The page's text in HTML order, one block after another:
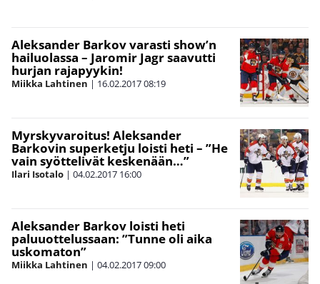
Aleksander Barkov varasti show’n
hailuolassa – Jaromir Jagr saavutti
hurjan rajapyykin!
Miikka Lahtinen | 16.02.201708:19
Myrskyvaroitus! Aleksander
Barkovin superketju loisti heti – ”He
vain syöttelivät keskenään…”
Ilari Isotalo | 04.02.2017 16:00
Aleksander Barkov loisti heti
paluuottelussaan: ”Tunne oli aika
uskomaton”
Miikka Lahtinen | 04.02.201709:00